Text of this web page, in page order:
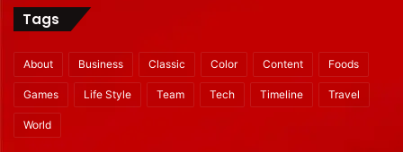
Tags
About Business Classic Color Content Foods
Games Life Style Team Tech Timeline Travel
World